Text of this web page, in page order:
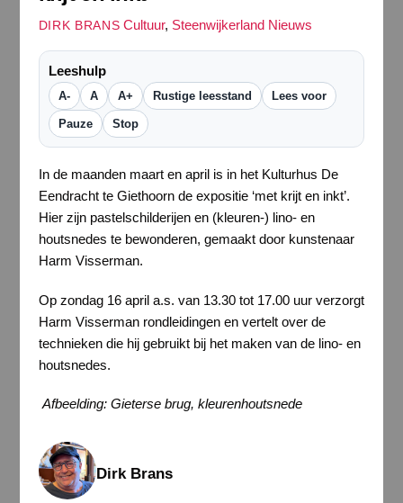
DIRK BRANS Cultuur, Steenwijkerland Nieuws
Leeshulp
A- A A+ Rustige leesstand Lees voor
Pauze Stop
In de maanden maart en april is in het Kulturhus De
Eendracht te Giethoorn de expositie ‘met krijt en inkt’.
Hier zijn pastelschilderijen en (kleuren-) lino- en
houtsnedes te bewonderen, gemaakt door kunstenaar
Harm Visserman.
Op zondag 16 april a.s. van 13.30 tot 17.00 uur verzorgt
Harm Visserman rondleidingen en vertelt over de
technieken die hij gebruikt bij het maken van de lino- en
houtsnedes.
Afbeelding: Gieterse brug, kleurenhoutsnede
Dirk Brans